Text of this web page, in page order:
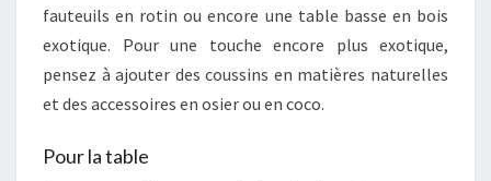
fauteuils en rotin ou encore une table basse en bois
exotique. Pour une touche encore plus exotique,
pensez à ajouter des coussins en matières naturelles
et des accessoires en osier ou en coco.
Pour la table